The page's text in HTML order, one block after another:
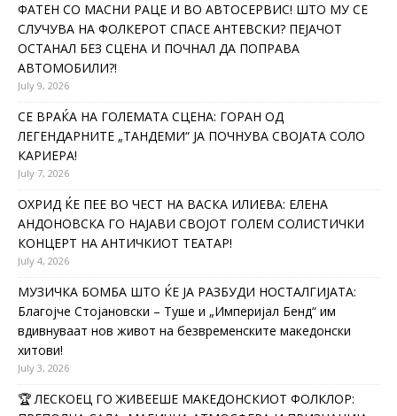
ФАТЕН СО МАСНИ РАЦЕ И ВО АВТОСЕРВИС! ШТО МУ СЕ
СЛУЧУВА НА ФОЛКЕРОТ СПАСЕ АНТЕВСКИ? ПЕЈАЧОТ
ОСТАНАЛ БЕЗ СЦЕНА И ПОЧНАЛ ДА ПОПРАВА
АВТОМОБИЛИ?!
July 9, 2026
СЕ ВРАЌА НА ГОЛЕМАТА СЦЕНА: ГОРАН ОД
ЛЕГЕНДАРНИТЕ „ТАНДЕМИ“ ЈА ПОЧНУВА СВОЈАТА СОЛО
КАРИЕРА!
July 7, 2026
ОХРИД ЌЕ ПЕЕ ВО ЧЕСТ НА ВАСКА ИЛИЕВА: ЕЛЕНА
АНДОНОВСКА ГО НАЈАВИ СВОЈОТ ГОЛЕМ СОЛИСТИЧКИ
КОНЦЕРТ НА АНТИЧКИОТ ТЕАТАР!
July 4, 2026
МУЗИЧКА БОМБА ШТО ЌЕ ЈА РАЗБУДИ НОСТАЛГИЈАТА:
Благојче Стојановски – Туше и „Империјал Бенд“ им
вдивнуваат нов живот на безвременските македонски
хитови!
July 3, 2026
🏆 ЛЕСКОЕЦ ГО ЖИВЕЕШЕ МАКЕДОНСКИОТ ФОЛКЛОР: